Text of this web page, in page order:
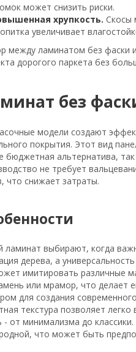
может снизить риски.
хрупкость. Скосы
увеличивает
между ламинатом без фаски
дорогого паркета без
без
модели создают
покрытия. Этот вид
бюджетная альтернатива, так
не требует
что снижает затраты.
ламинат выбирают, когда
дерева, а
имитировать различные
или мрамор, что делает
для создания
текстура позволяет
- от минимализма до
что может быть